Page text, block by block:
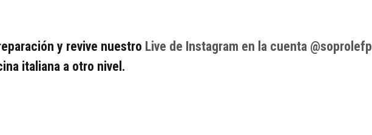
y revive nuestro Live de Instagram en la cuenta @soprolefp
italiana a otro nivel.